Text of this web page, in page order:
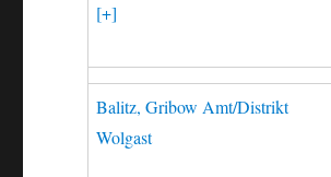
[+]
Balitz, Gribow Amt/Distrikt
Wolgast